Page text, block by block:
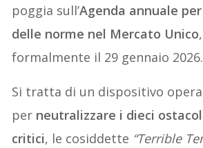
poggia sull’Agenda annuale
delle norme nel Mercato Unico
formalmente il 29 gennaio 2026.
Si tratta di un dispositivo
per neutralizzare i dieci
critici, le cosiddette “Terrible